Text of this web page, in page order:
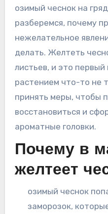
озимый чеснок на
разберемся, почему
нежелательное
делать. Желтеть
листьев, и это первый
растением что-то не
принять меры, чтобы
восстановиться и
ароматные головки.
Почему в
желтеет
озимый чеснок
заморозок,